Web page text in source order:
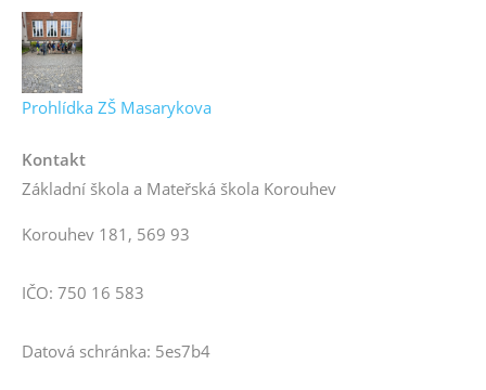
Prohlídka ZŠ Masarykova
Kontakt
Základní škola a Mateřská škola Korouhev
Korouhev 181, 569 93
IČO: 750 16 583
Datová schránka: 5es7b4